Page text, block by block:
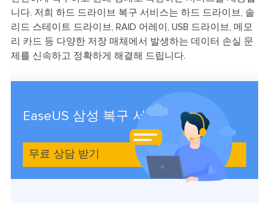
니다. 저희 하드 드라이브 복구 서비스는 하드 드라이브, 솔
리드 스테이트 드라이브, RAID 어레이, USB 드라이브, 메모
리 카드 등 다양한 저장 매체에서 발생하는 데이터 손실 문
제를 신속하고 정확하게 해결해 드립니다.
EaseUS 삼성 복구 서비스
무료 상담 받기